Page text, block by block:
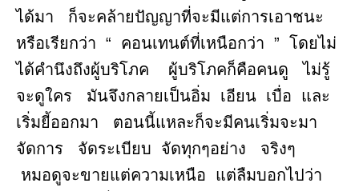
ได้มา ก็จะคล้ายปัญญาที่จะมีแต่การเอาชนะ
หรือเรียกว่า “ คอนเทนต์ที่เหนือกว่า ” โดยไม่
ได้คำนึงถึงผู้บริโภค ผู้บริโภคก็คือคนดู ไม่รู้
จะดูใคร มันจึงกลายเป็นอิ่ม เอียน เบื่อ และ
เริ่มยี้ออกมา ตอนนี้แหละก็จะมีคนเริ่มจะมา
จัดการ จัดระเบียบ จัดทุกๆอย่าง จริงๆ
หมอดูจะขายแต่ความเหนือ แต่ลืมบอกไปว่า